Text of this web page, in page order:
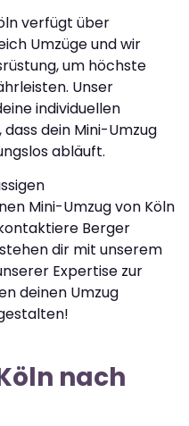
verfügt über
Umzüge und wir
um höchste
Unser
individuellen
dein Mini-Umzug
abläuft.
Mini-Umzug von Köln
Berger
dir mit unserem
Expertise zur
deinen Umzug
nach